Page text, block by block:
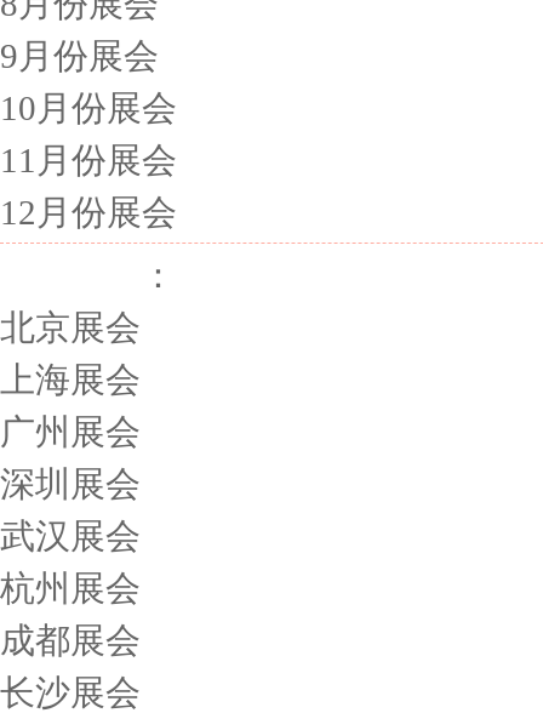
9月份展会
10月份展会
11月份展会
12月份展会
：
北京展会
上海展会
广州展会
深圳展会
武汉展会
杭州展会
成都展会
长沙展会